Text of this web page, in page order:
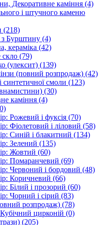
Декоративне каміння (4)
і штучного каменю
(218)
з Бурштину (4)
кераміка (42)
скло (79)
(улексит) (139)
(повний розпродаж) (42)
смоли (123)
(30)
каміння (4)
Рожевий і фуксія (70)
Фіолетовий і ліловий (58)
Синій і блакитний (134)
Зелений (135)
Жовтий (60)
Помаранчевий (69)
Червоний і бордовий (48)
Коричневий (66)
Білий і прозорий (60)
Чорний і сірий (83)
розпродаж) (78)
цирконій (0)
(205)